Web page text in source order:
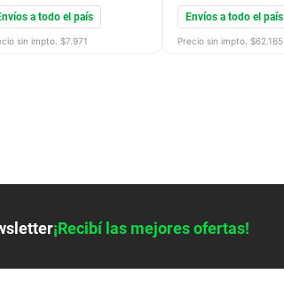
a todo el país
sin impto. $7.971
Envíos a todo el país
Precio sin impto. $62.165
¡Recibí las mejores ofertas!